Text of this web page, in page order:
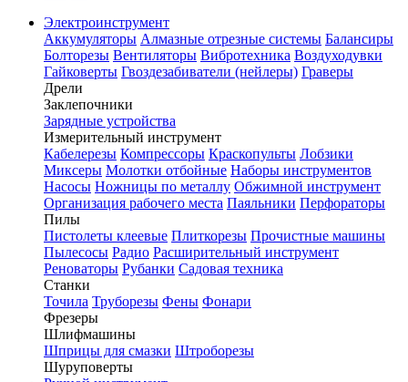
Электроинструмент
Аккумуляторы Алмазные отрезные системы Балансиры
Болторезы Вентиляторы Вибротехника Воздуходувки
Гайковерты Гвоздезабиватели (нейлеры) Граверы
Дрели
Заклепочники
Зарядные устройства
Измерительный инструмент
Кабелерезы Компрессоры Краскопульты Лобзики
Миксеры Молотки отбойные Наборы инструментов
Насосы Ножницы по металлу Обжимной инструмент
Организация рабочего места Паяльники Перфораторы
Пилы
Пистолеты клеевые Плиткорезы Прочистные машины
Пылесосы Радио Расширительный инструмент
Реноваторы Рубанки Садовая техника
Станки
Точила Труборезы Фены Фонари
Фрезеры
Шлифмашины
Шприцы для смазки Штроборезы
Шуруповерты